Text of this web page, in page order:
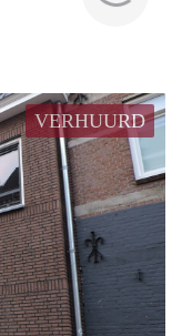
VERHUURD